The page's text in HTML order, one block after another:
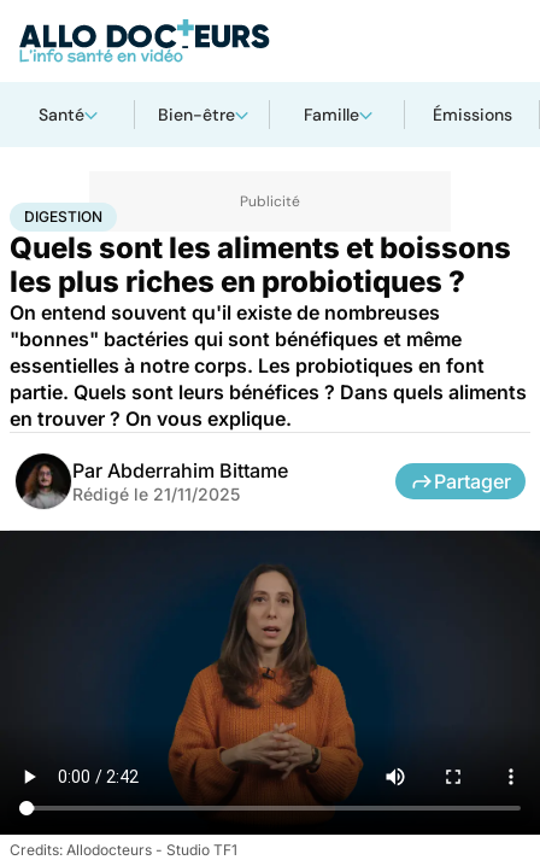
Santé Bien-être Famille Émissions
AccueilBien-être Digestion
DIGESTION
Quels sont les aliments et boissons
les plus riches en probiotiques ?
On entend souvent qu'il existe de nombreuses
"bonnes" bactéries qui sont bénéfiques et même
essentielles à notre corps. Les probiotiques en font
partie. Quels sont leurs bénéfices ? Dans quels aliments
en trouver ? On vous explique.
Par Abderrahim Bittame
Rédigé le 21/11/2025
Partager
Allodocteurs - Studio TF1